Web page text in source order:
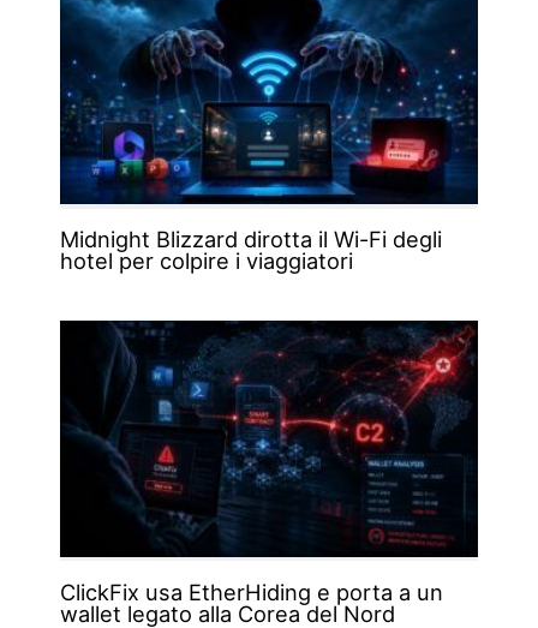
Midnight Blizzard dirotta il Wi-Fi degli
hotel per colpire i viaggiatori
ClickFix usa EtherHiding e porta a un
wallet legato alla Corea del Nord